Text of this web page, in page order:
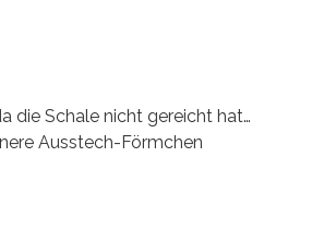
die Schale nicht gereicht hat…
Ausstech-Förmchen